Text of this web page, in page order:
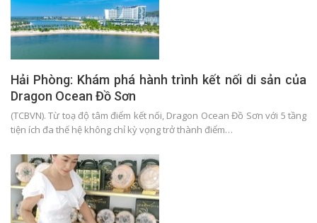
Hải Phòng: Khám phá hành trình kết nối di sản của
Dragon Ocean Đồ Sơn
(TCBVN). Từ toạ độ tâm điểm kết nối, Dragon Ocean Đồ Sơn với 5 tầng
tiện ích đa thế hệ không chỉ kỳ vọng trở thành điểm…